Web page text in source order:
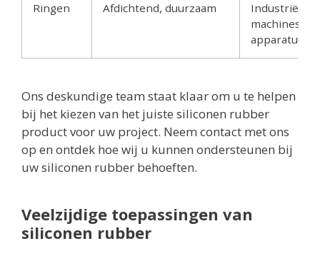
Ringen Afdichtend, duurzaam
Industriële
machines,
apparatuur
Ons deskundige team staat klaar om u te helpen
bij het kiezen van het juiste siliconen rubber
product voor uw project. Neem contact met ons
op en ontdek hoe wij u kunnen ondersteunen bij
uw siliconen rubber behoeften.
Veelzijdige toepassingen van
siliconen rubber